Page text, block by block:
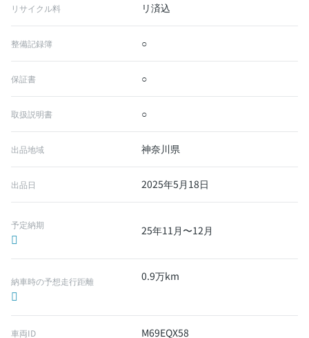
リサイクル料 リ済込
整備記録簿 ○
保証書 ○
取扱説明書 ○
出品地域 神奈川県
出品日 2025年5月18日
予定納期 25年11月〜12月
納車時の予想走行距離 0.9万km
車両ID M69EQX58